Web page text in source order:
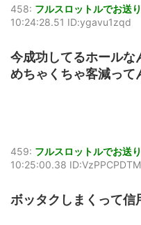
458: フルスロットルでお送
10:24:28.51 ID:ygavu1zqd
今成功してるホールな
めちゃくちゃ客減って
459: フルスロットルでお送
10:25:00.38 ID:VzPPCPDTM
ボッタクしまくって信